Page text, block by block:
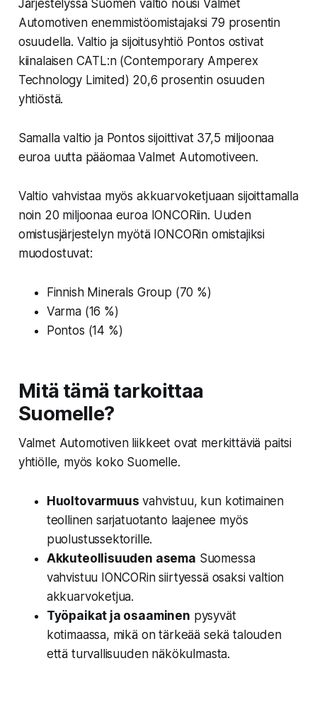
Järjestelyssä Suomen valtio nousi Valmet
Automotiven enemmistöomistajaksi 79 prosentin
osuudella. Valtio ja sijoitusyhtiö Pontos ostivat
kiinalaisen CATL:n (Contemporary Amperex
Technology Limited) 20,6 prosentin osuuden
yhtiöstä.
Samalla valtio ja Pontos sijoittivat 37,5 miljoonaa
euroa uutta pääomaa Valmet Automotiveen.
Valtio vahvistaa myös akkuarvoketjuaan sijoittamalla
noin 20 miljoonaa euroa IONCORiin. Uuden
omistusjärjestelyn myötä IONCORin omistajiksi
muodostuvat:
Finnish Minerals Group (70 %)
Varma (16 %)
Pontos (14 %)
Mitä tämä tarkoittaa
Suomelle?
Valmet Automotiven liikkeet ovat merkittäviä paitsi
yhtiölle, myös koko Suomelle.
Huoltovarmuus vahvistuu, kun kotimainen
teollinen sarjatuotanto laajenee myös
puolustussektorille.
Akkuteollisuuden asema Suomessa
vahvistuu IONCORin siirtyessä osaksi valtion
akkuarvoketjua.
Työpaikat ja osaaminen pysyvät
kotimaassa, mikä on tärkeää sekä talouden
että turvallisuuden näkökulmasta.